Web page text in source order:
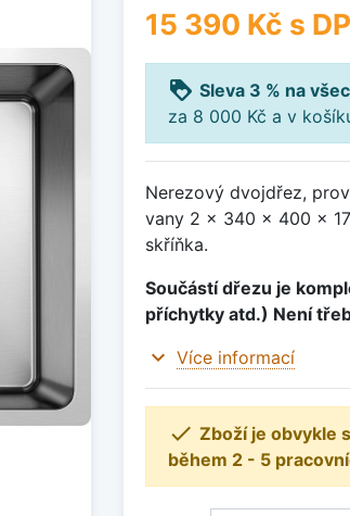
15 390 Kč s
loyalty Sleva 3 % na
za 8 000 Kč a v
Nerezový dvojdřez,
vany 2 x 340 x 400 x
skříňka.
Součástí dřezu je
příchytky atd.) Není
expand_more Více informací
 Zboží je obvykle
během 2 - 5